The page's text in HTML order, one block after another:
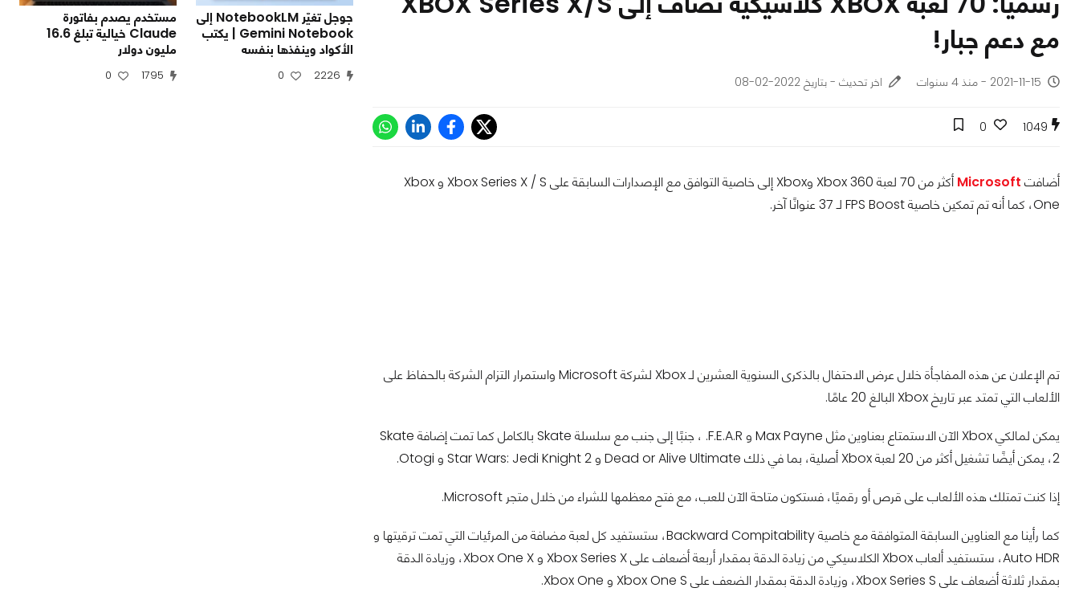
مع دعم جبار!
2021-11-15 - منذ 4 سنوات اخر تحديث - بتاريخ 2022-02-08
1049
0
أضافت Microsoft
أكثر من 70 لعبة Xbox 360 وXbox إلى خاصية التوافق مع الإصدارات السابقة على Xbox Series X / S و Xbox
One، كما أنه تم تمكين خاصية FPS Boost لـ 37 عنوانًا آخر.
تم الإعلان عن هذه المفاجأة خلال عرض الاحتفال بالذكرى السنوية العشرين لـ Xbox لشركة Microsoft واستمرار التزام الشركة بالحفاظ على
الألعاب التي تمتد عبر تاريخ Xbox البالغ 20 عامًا.
يمكن لمالكي Xbox الآن الاستمتاع بعناوين مثل Max Payne و F.E.A.R. ، جنبًا إلى جنب مع سلسلة Skate بالكامل كما تمت إضافة Skate
2، يمكن أيضًا تشغيل أكثر من 20 لعبة Xbox أصلية، بما في ذلك Dead or Alive Ultimate و Star Wars: Jedi Knight 2 و Otogi.
إذا كنت تمتلك هذه الألعاب على قرص أو رقميًا، فستكون متاحة الآن للعب، مع فتح معظمها للشراء من خلال متجر Microsoft.
كما رأينا مع العناوين السابقة المتوافقة مع خاصية Backward Compitability، ستستفيد كل لعبة مضافة من المرئيات التي تمت ترقيتها و
Auto HDR، ستستفيد ألعاب Xbox الكلاسيكي من زيادة الدقة بمقدار أربعة أضعاف على Xbox Series X و Xbox One X، وزيادة الدقة
بمقدار ثلاثة أضعاف على Xbox Series S، وزيادة الدقة بمقدار الضعف على Xbox One S و Xbox One.
جوجل تغيّر NotebookLM إلى
Gemini Notebook | يكتب
الأكواد وينفذها بنفسه
2226
0
مستخدم يصدم بفاتورة
Claude خيالية تبلغ 16.6
مليون دولار
1795
0